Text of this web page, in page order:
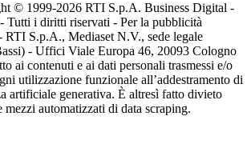
© 1999-2026 RTI S.p.A. Business Digital -
Tutti i diritti riservati - Per la pubblicità
S.p.A., Mediaset N.V., sede legale
- Uffici Viale Europa 46, 20093 Cologno
ai contenuti e ai dati personali trasmessi e/o
utilizzazione funzionale all’addestramento di
artificiale generativa. È altresì fatto divieto
mezzi automatizzati di data scraping.